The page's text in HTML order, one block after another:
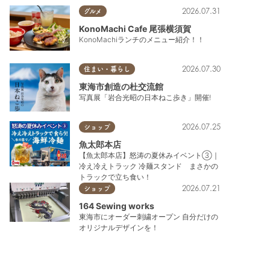
グルメ 2026.07.31
KonoMachi Cafe 尾張横須賀
KonoMachiランチのメニュー紹介！！
住まい・暮らし 2026.07.30
東海市創造の杜交流館
写真展「岩合光昭の日本ねこ歩き」開催!
ショップ 2026.07.25
魚太郎本店
【魚太郎本店】怒涛の夏休みイベント③｜
冷え冷えトラック 冷麺スタンド まさかの
トラックで立ち食い！
ショップ 2026.07.21
164 Sewing works
東海市にオーダー刺繍オープン 自分だけの
オリジナルデザインを！